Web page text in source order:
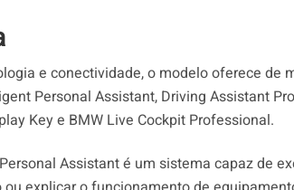
e conectividade, o modelo oferece de
Personal Assistant, Driving Assistant
Key e BMW Live Cockpit Professional.
Assistant é um sistema capaz de